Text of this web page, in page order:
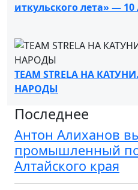
иткульского лета» — 10
TEAM STRELA НА
НАРОДЫ
Последнее
Антон Алиханов
промышленный
Алтайского края